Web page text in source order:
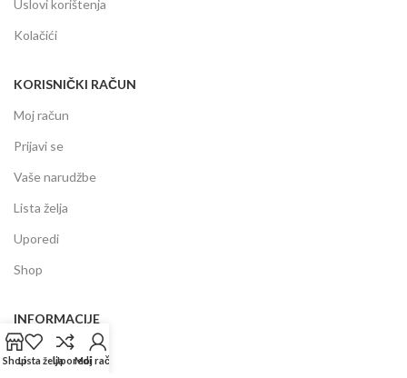
Uslovi korištenja
Kolačići
KORISNIČKI RAČUN
Moj račun
Prijavi se
Vaše narudžbe
Lista želja
Uporedi
Shop
INFORMACIJE
Prodajni centar
ShopLista željaUporediMoj račun